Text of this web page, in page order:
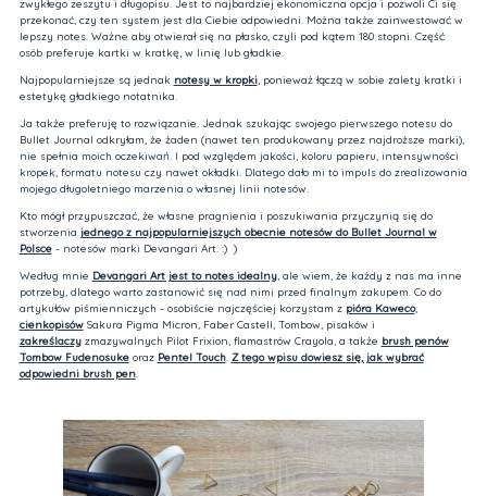
zwykłego zeszytu i długopisu. Jest to najbardziej ekonomiczna opcja i pozwoli Ci się
przekonać, czy ten system jest dla Ciebie odpowiedni. Można także zainwestować w
lepszy notes. Ważne aby otwierał się na płasko, czyli pod kątem 180 stopni. Część
osób preferuje kartki w kratkę, w linię lub gładkie.
Najpopularniejsze są jednak notesy w kropki, ponieważ łączą w sobie zalety kratki i
estetykę gładkiego notatnika.
Ja także preferuję to rozwiązanie. Jednak szukając swojego pierwszego notesu do
Bullet Journal odkryłam, że żaden (nawet ten produkowany przez najdroższe marki),
nie spełnia moich oczekiwań. I pod względem jakości, koloru papieru, intensywności
kropek, formatu notesu czy nawet okładki. Dlatego dało mi to impuls do zrealizowania
mojego długoletniego marzenia o własnej linii notesów.
Kto mógł przypuszczać, że własne pragnienia i poszukiwania przyczynią się do
stworzenia jednego z najpopularniejszych obecnie notesów do Bullet Journal w
Polsce- notesów marki Devangari Art. :) )
Według mnie Devangari Art jest to notes idealny, ale wiem, że każdy z nas ma inne
potrzeby, dlatego warto zastanowić się nad nimi przed finalnym zakupem. Co do
artykułów piśmienniczych - osobiście najczęściej korzystam z pióra Kaweco,
cienkopisówSakura Pigma Micron, Faber Castell, Tombow, pisaków i
zakreślaczyzmazywalnych Pilot Frixion, flamastrów Crayola, a także brush penów
Tombow Fudenosukeoraz Pentel Touch. Z tego wpisu dowiesz się, jak wybrać
odpowiedni brush pen.